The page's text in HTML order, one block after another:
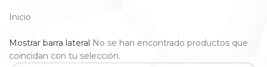
Inicio
Mostrar barra lateral No se han encontrado productos que
coincidan con tu selección.